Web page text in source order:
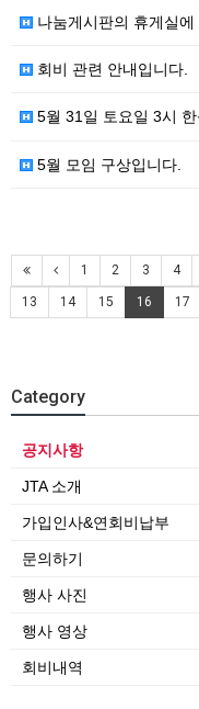
나눔게시판의 휴게실에 5월
회비 관련 안내입니다.
5월 31일 토요일 3시 한성
5월 모임 구상입니다.
1 2 3 4
13 14 15 16 17
Category
공지사항
JTA 소개
가입인사&연회비납부
문의하기
행사 사진
행사 영상
회비내역